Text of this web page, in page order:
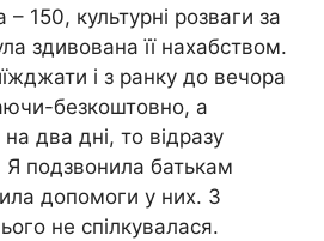
– 150, культурні розваги за
здивована її нахабством.
і з ранку до вечора
безкоштовно, а
два дні, то відразу
Я подзвонила батькам
допомоги у них. З
не спілкувалася.